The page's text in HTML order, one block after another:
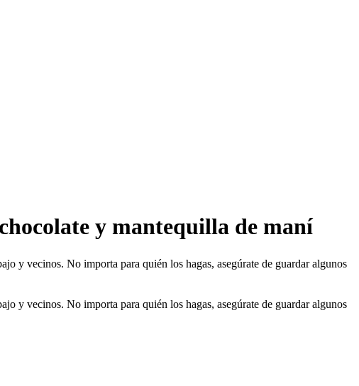
y mantequilla de maní
y vecinos. No importa para quién los hagas, asegúrate de guardar algunos
y vecinos. No importa para quién los hagas, asegúrate de guardar algunos